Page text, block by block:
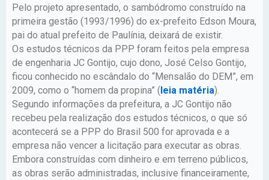
Pelo projeto apresentado, o sambódromo construído na
primeira gestão (1993/1996) do ex-prefeito Edson Moura,
pai do atual prefeito de Paulínia, deixará de existir.
Os estudos técnicos da PPP foram feitos pela empresa
de engenharia JC Gontijo, cujo dono, José Celso Gontijo,
ficou conhecido no escândalo do “Mensalão do DEM”, em
2009, como o “homem da propina” (leia matéria).
Segundo informações da prefeitura, a JC Gontijo não
recebeu pela realização dos estudos técnicos, o que só
acontecerá se a PPP do Brasil 500 for aprovada e a
empresa não vencer a licitação para executar as obras.
Embora construídas com dinheiro e em terreno públicos,
as obras serão administradas, inclusive financeiramente,